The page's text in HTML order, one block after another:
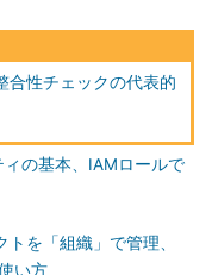
合性チェックの代表的
の基本、IAMロールで
を「組織」で管理、
い方